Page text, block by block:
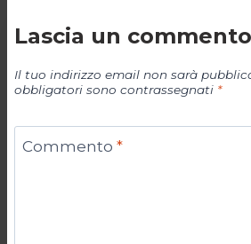
Lascia un commento
Il tuo indirizzo email non sarà
obbligatori sono contrassegnati *
Commento *